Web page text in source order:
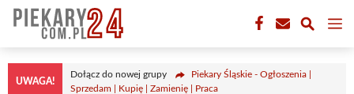
Przejdź
treści
UWAGA!
Dołącz do nowej grupy
Piekary Śląskie - Ogłoszenia |
Sprzedam | Kupię | Zamienię | Praca